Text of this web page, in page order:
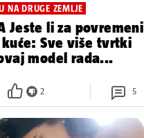
NA DRUGE ZEMLJE
Jeste li za povremeni
Sve više tvrtki
model rada...
2 5